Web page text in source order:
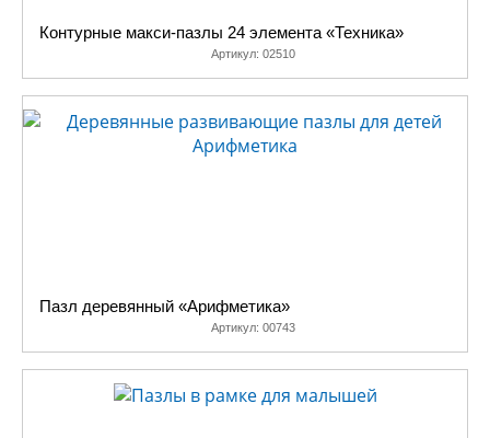
Контурные макси-пазлы 24 элемента «Техника»
Артикул: 02510
Пазл деревянный «Арифметика»
Артикул: 00743